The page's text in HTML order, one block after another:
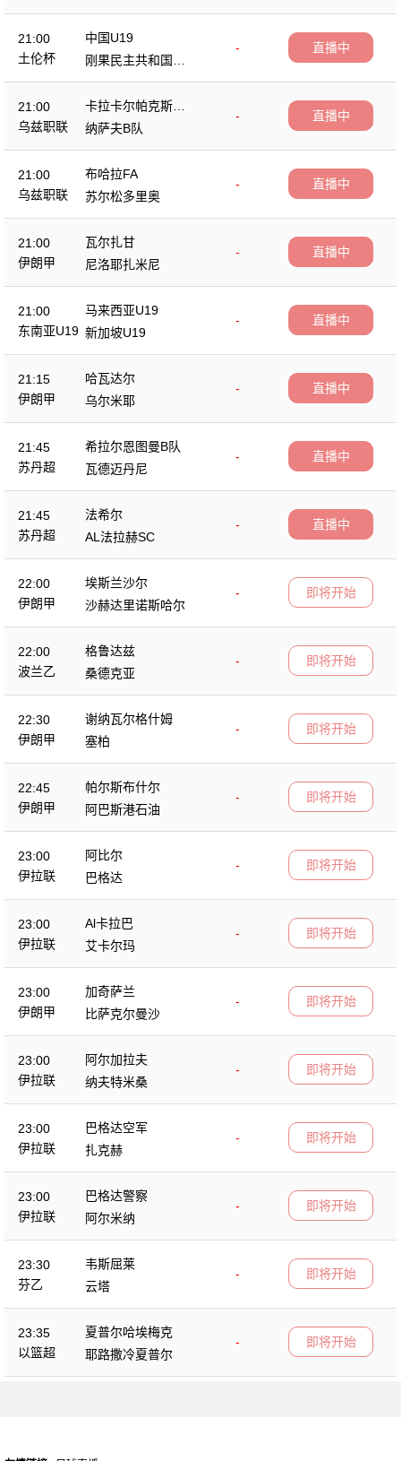
21:00
土伦杯
中国U19
-
刚果民主共和国U2
3
直播中
21:00
乌兹职联
卡拉卡尔帕克斯坦F
A
-
纳萨夫B队
直播中
21:00
乌兹职联
布哈拉FA
-
苏尔松多里奥
直播中
21:00
伊朗甲
瓦尔扎甘
-
尼洛耶扎米尼
直播中
21:00
东南亚U19
马来西亚U19
-
新加坡U19
直播中
21:15
伊朗甲
哈瓦达尔
-
乌尔米耶
直播中
21:45
苏丹超
希拉尔恩图曼B队
-
瓦德迈丹尼
直播中
21:45
苏丹超
法希尔
-
AL法拉赫SC
直播中
22:00
伊朗甲
埃斯兰沙尔
-
沙赫达里诺斯哈尔
即将开始
22:00
波兰乙
格鲁达兹
-
桑德克亚
即将开始
22:30
伊朗甲
谢纳瓦尔格什姆
-
塞柏
即将开始
22:45
伊朗甲
帕尔斯布什尔
-
阿巴斯港石油
即将开始
23:00
伊拉联
阿比尔
-
巴格达
即将开始
23:00
伊拉联
Al卡拉巴
-
艾卡尔玛
即将开始
23:00
伊朗甲
加奇萨兰
-
比萨克尔曼沙
即将开始
23:00
伊拉联
阿尔加拉夫
-
纳夫特米桑
即将开始
23:00
伊拉联
巴格达空军
-
扎克赫
即将开始
23:00
伊拉联
巴格达警察
-
阿尔米纳
即将开始
23:30
芬乙
韦斯屈莱
-
云塔
即将开始
23:35
以篮超
夏普尔哈埃梅克
-
耶路撒冷夏普尔
即将开始